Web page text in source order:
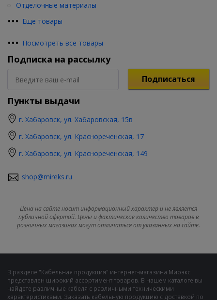
••• Еще товары
Отделочные материалы
••• Посмотреть все товары
Подписка на рассылку
Подписаться
Пункты выдачи
г. Хабаровск, ул. Хабаровская, 15в
г. Хабаровск, ул. Краснореченская, 17
г. Хабаровск, ул. Краснореченская, 149
shop@mireks.ru
Цена на сайте носит информационный характер и не является
публичной офертой. Цены и фактическое количество товаров в
розничных магазинах могут отличаться от указанных на сайте.
В разделе "Кабельная продукция" интернет-магазина Мирэкс
представлен широкий ассортимент товаров. В нашем каталоге вы
найдете различные кабеля с различными техническими
характеристиками. Заказать кабельную продукцию с доставкой по